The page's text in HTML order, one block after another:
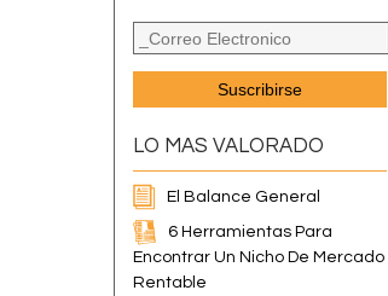
LO MAS VALORADO
El Balance General
6 Herramientas Para
Encontrar Un Nicho De Mercado
Rentable